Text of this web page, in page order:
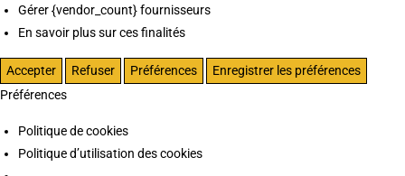
Gérer {vendor_count} fournisseurs
En savoir plus sur ces finalités
Accepter Refuser Préférences
Enregistrer les préférences
Préférences
Politique de cookies
Politique d’utilisation des cookies